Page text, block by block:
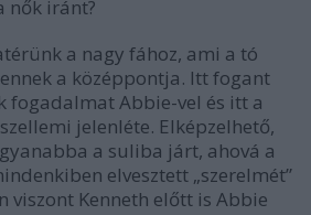
nők iránt?
a nagy fához, ami a tó
a középpontja. Itt fogant
fogadalmat Abbie-vel és itt a
jelenléte. Elképzelhető,
a suliba járt, ahová a
elvesztett „szerelmét”
viszont Kenneth előtt is Abbie